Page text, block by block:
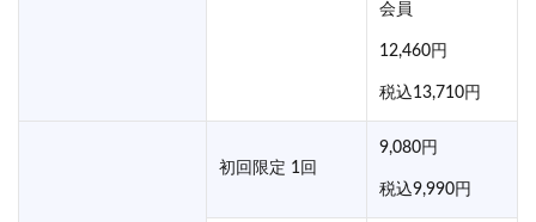
会員
12,460円
税込13,710円
初回限定 1回
9,080円
税込9,990円